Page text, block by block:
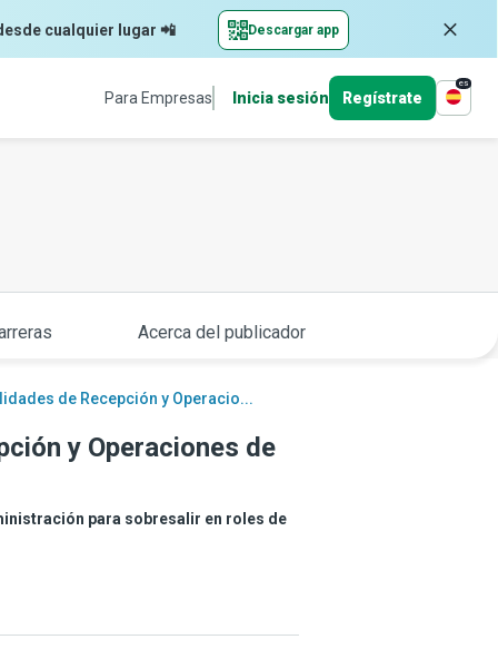
cualquier lugar 📲 Descargar app
Para Empresas Inicia sesión Regístrate
es
Acerca del publicador
de Recepción y Operacio...
y Operaciones de
para sobresalir en roles de